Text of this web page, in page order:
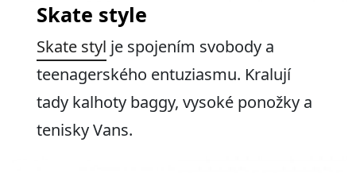
Skate style
Skate styl je spojením svobody a
teenagerského entuziasmu. Kralují
tady kalhoty baggy, vysoké ponožky a
tenisky Vans.